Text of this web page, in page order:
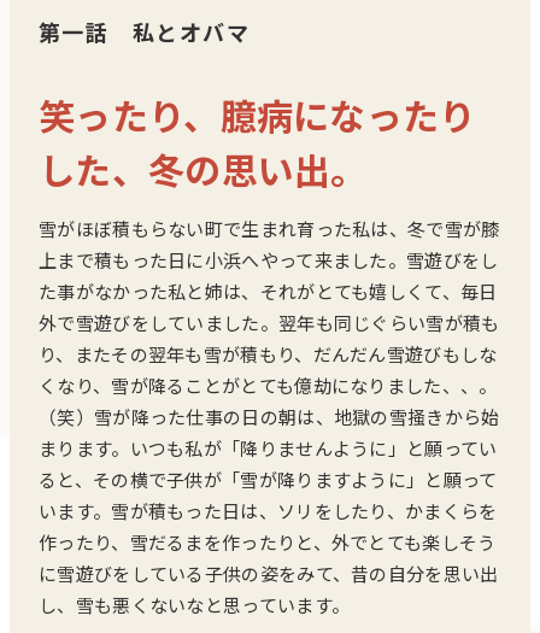
第一話 私とオバマ
笑ったり、臆病になったり
した、冬の思い出。
雪がほぼ積もらない町で生まれ育った私は、冬で雪が膝
上まで積もった日に小浜へやって来ました。雪遊びをし
た事がなかった私と姉は、それがとても嬉しくて、毎日
外で雪遊びをしていました。翌年も同じぐらい雪が積も
り、またその翌年も雪が積もり、だんだん雪遊びもしな
くなり、雪が降ることがとても億劫になりました、、。
（笑）雪が降った仕事の日の朝は、地獄の雪掻きから始
まります。いつも私が「降りませんように」と願ってい
ると、その横で子供が「雪が降りますように」と願って
います。雪が積もった日は、ソリをしたり、かまくらを
作ったり、雪だるまを作ったりと、外でとても楽しそう
に雪遊びをしている子供の姿をみて、昔の自分を思い出
し、雪も悪くないなと思っています。